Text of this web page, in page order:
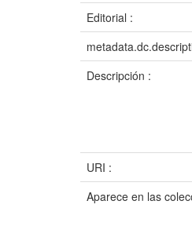
Editorial :
Descripción :
URI :
Aparece en las